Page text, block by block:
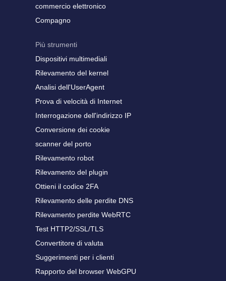
commercio elettronico
Compagno
Più strumenti
Dispositivi multimediali
Rilevamento del kernel
Analisi dell'UserAgent
Prova di velocità di Internet
Interrogazione dell'indirizzo IP
Conversione dei cookie
scanner del porto
Rilevamento robot
Rilevamento del plugin
Ottieni il codice 2FA
Rilevamento delle perdite DNS
Rilevamento perdite WebRTC
Test HTTP2/SSL/TLS
Convertitore di valuta
Suggerimenti per i clienti
Rapporto del browser WebGPU